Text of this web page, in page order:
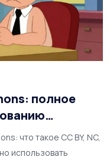
полное
что такое CC BY, NC,
использовать